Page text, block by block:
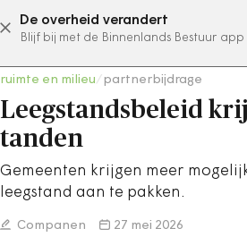
De overheid verandert
Blijf bij met de Binnenlands Bestuur app
abonneer nu
ruimte en milieu partnerbijdrage
Leegstandsbeleid
tanden
Gemeenten krijgen meer
leegstand aan te pakken.
Companen 27 mei 2026